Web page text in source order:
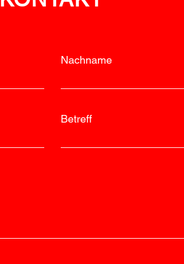
Nachname
Betreff